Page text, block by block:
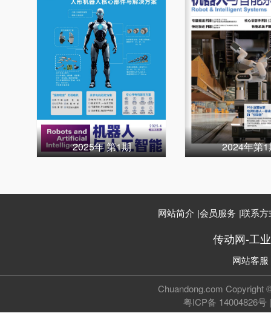
2025年 第1期 2024年第
网站简介 |会员服务 |联系方
传动网-工
网站客服
Chuandong.com Copyright
粤ICP备 14004826号